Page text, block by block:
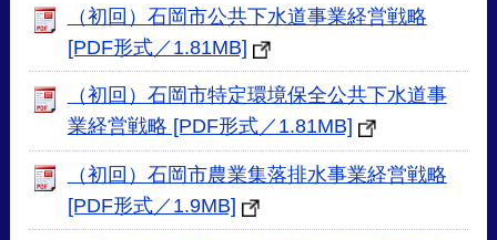
（初回）石岡市公共下水道事業経営戦略
[PDF形式／1.81MB]
（初回）石岡市特定環境保全公共下水道事
業経営戦略 [PDF形式／1.81MB]
（初回）石岡市農業集落排水事業経営戦略
[PDF形式／1.9MB]